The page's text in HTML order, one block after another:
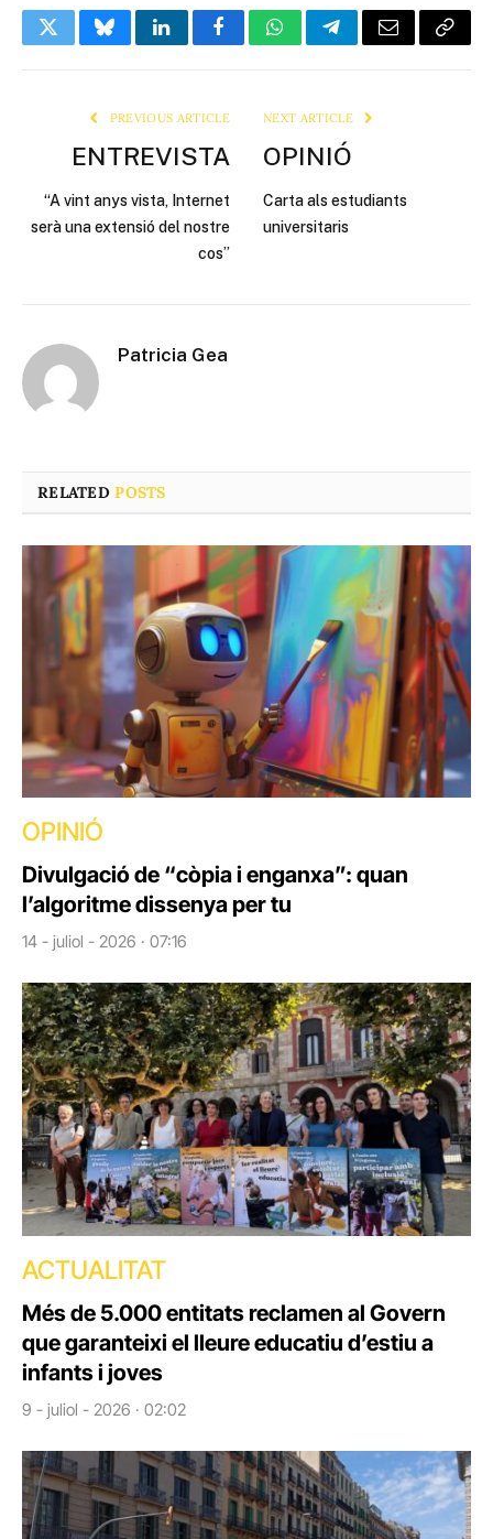
TwitterBlueskyLinkedInFacebookWhatsAppTelegramEmail Copy
PREVIOUS ARTICLE
ENTREVISTA
“A vint anys vista, Internet
serà una extensió del nostre
cos”
NEXT ARTICLE
OPINIÓ
Carta als estudiants
universitaris
Patricia Gea
RELATEDPOSTS
OPINIÓ
Divulgació de “còpia i enganxa”: quan
l’algoritme dissenya per tu
14 - juliol - 2026 · 07:16
ACTUALITAT
Més de 5.000 entitats reclamen al Govern
que garanteixi el lleure educatiu d’estiu a
infants i joves
9 - juliol - 2026 · 02:02